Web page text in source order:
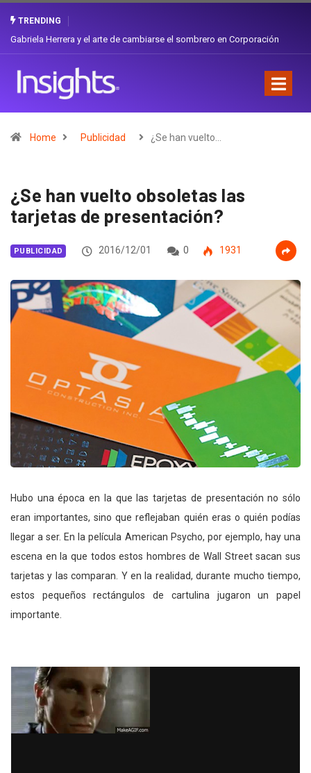
TRENDING
¿Cambiar de
y el arte de cambiarse el sombrero en Corporación
Home Publicidad ¿Se han vuelto…
¿Se han vuelto obsoletas las
tarjetas de presentación?
PUBLICIDAD 2016/12/01 0 1931
Hubo una época en la que las tarjetas de presentación no sólo
eran importantes, sino que reflejaban quién eras o quién podías
llegar a ser. En la película American Psycho, por ejemplo, hay una
escena en la que todos estos hombres de Wall Street sacan sus
tarjetas y las comparan. Y en la realidad, durante mucho tiempo,
estos pequeños rectángulos de cartulina jugaron un papel
importante.